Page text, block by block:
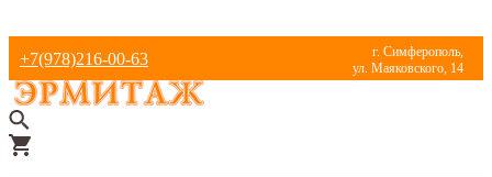
+7(978)216-00-63
г. Симферополь,
ул. Маяковского, 14